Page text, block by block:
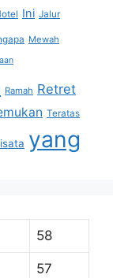
Ini Jalur
Mewah
Ramah Retret
Teratas
yang
58
57